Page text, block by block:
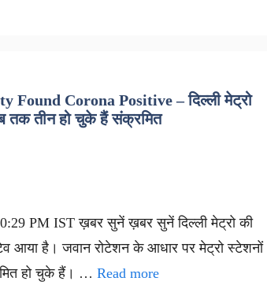
Corona Positive – दिल्ली मेट्रो
तक तीन हो चुके हैं संक्रमित
PM IST ख़बर सुनें ख़बर सुनें दिल्ली मेट्रो की
आया है। जवान रोटेशन के आधार पर मेट्रो स्टेशनों
हो चुके हैं। … Read more